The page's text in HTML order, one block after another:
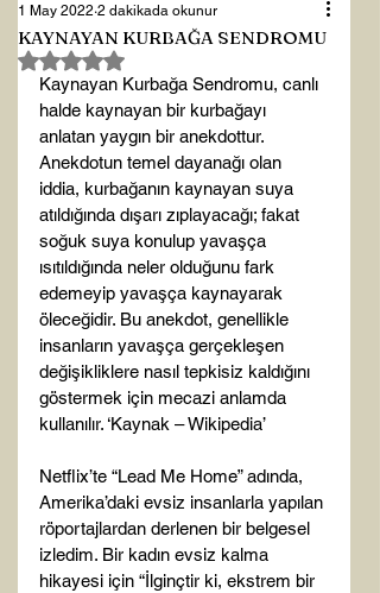
KAYNAYAN KURBAĞA SENDROMU
1 May 2022 2 dakikada okunur
5 üzerinden NaN yıldız
Kaynayan Kurbağa Sendromu, canlı
halde kaynayan bir kurbağayı
anlatan yaygın bir anekdottur.
Anekdotun temel dayanağı olan
iddia, kurbağanın kaynayan suya
atıldığında dışarı zıplayacağı; fakat
soğuk suya konulup yavaşça
ısıtıldığında neler olduğunu fark
edemeyip yavaşça kaynayarak
öleceğidir. Bu anekdot, genellikle
insanların yavaşça gerçekleşen
değişikliklere nasıl tepkisiz kaldığını
göstermek için mecazi anlamda
kullanılır. ‘Kaynak – Wikipedia’
Netflix’te “Lead Me Home” adında,
Amerika’daki evsiz insanlarla yapılan
röportajlardan derlenen bir belgesel
izledim. Bir kadın evsiz kalma
hikayesi için “İlginçtir ki, ekstrem bir